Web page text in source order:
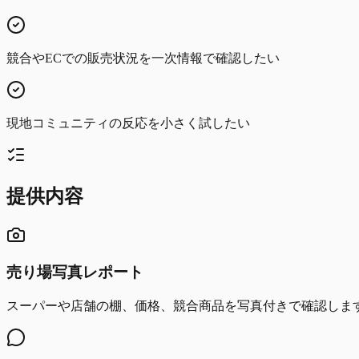
競合やECでの販売状況を一次情報で確認したい
現地コミュニティの反応を小さく試したい
提供内容
売り場写真レポート
スーパーや店舗の棚、価格、競合商品を写真付きで確認しま